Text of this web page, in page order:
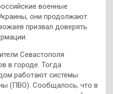
военные
они продолжают
призвал доверять
Севастополя
в городе. Тогда
работают системы
(ПВО). Сообщалось, что в